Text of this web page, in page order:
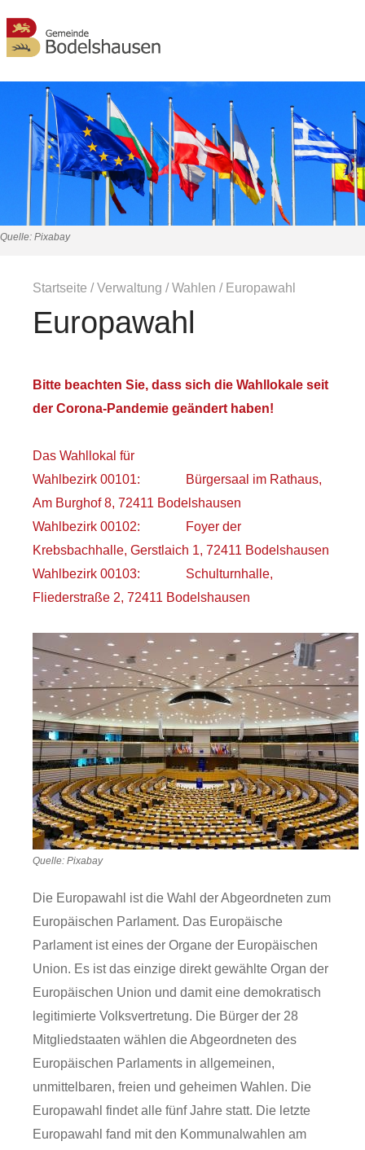
Quelle: Pixabay
Startseite /Verwaltung /Wahlen / Europawahl
Europawahl
Bitte beachten Sie, dass sich die Wahllokale seit
der Corona-Pandemie geändert haben!
Das Wahllokal für
Wahlbezirk 00101: Bürgersaal im Rathaus,
Am Burghof 8, 72411 Bodelshausen
Wahlbezirk 00102: Foyer der
Krebsbachhalle, Gerstlaich 1, 72411 Bodelshausen
Wahlbezirk 00103: Schulturnhalle,
Fliederstraße 2, 72411 Bodelshausen
Quelle: Pixabay
Die Europawahl ist die Wahl der Abgeordneten zum
Europäischen Parlament. Das Europäische
Parlament ist eines der Organe der Europäischen
Union. Es ist das einzige direkt gewählte Organ der
Europäischen Union und damit eine demokratisch
legitimierte Volksvertretung. Die Bürger der 28
Mitgliedstaaten wählen die Abgeordneten des
Europäischen Parlaments in allgemeinen,
unmittelbaren, freien und geheimen Wahlen. Die
Europawahl findet alle fünf Jahre statt. Die letzte
Europawahl fand mit den Kommunalwahlen am